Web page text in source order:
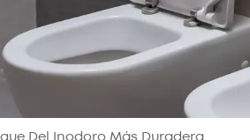
Del Inodoro Más Duradera